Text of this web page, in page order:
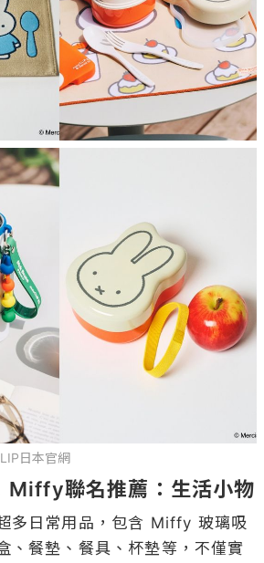
日本官網
聯名推薦：生活小物
多日常用品，包含 Miffy 玻璃吸
、餐墊、餐具、杯墊等，不僅實